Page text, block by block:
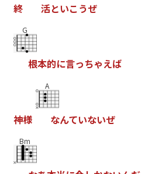
終 活といこ うぜ
G
根本的に言っちゃえば
神様
A
なんていないぜ
Bm